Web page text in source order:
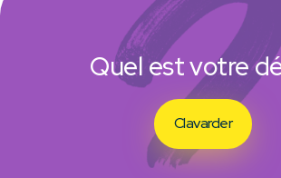
Quel est votre
Clavarder